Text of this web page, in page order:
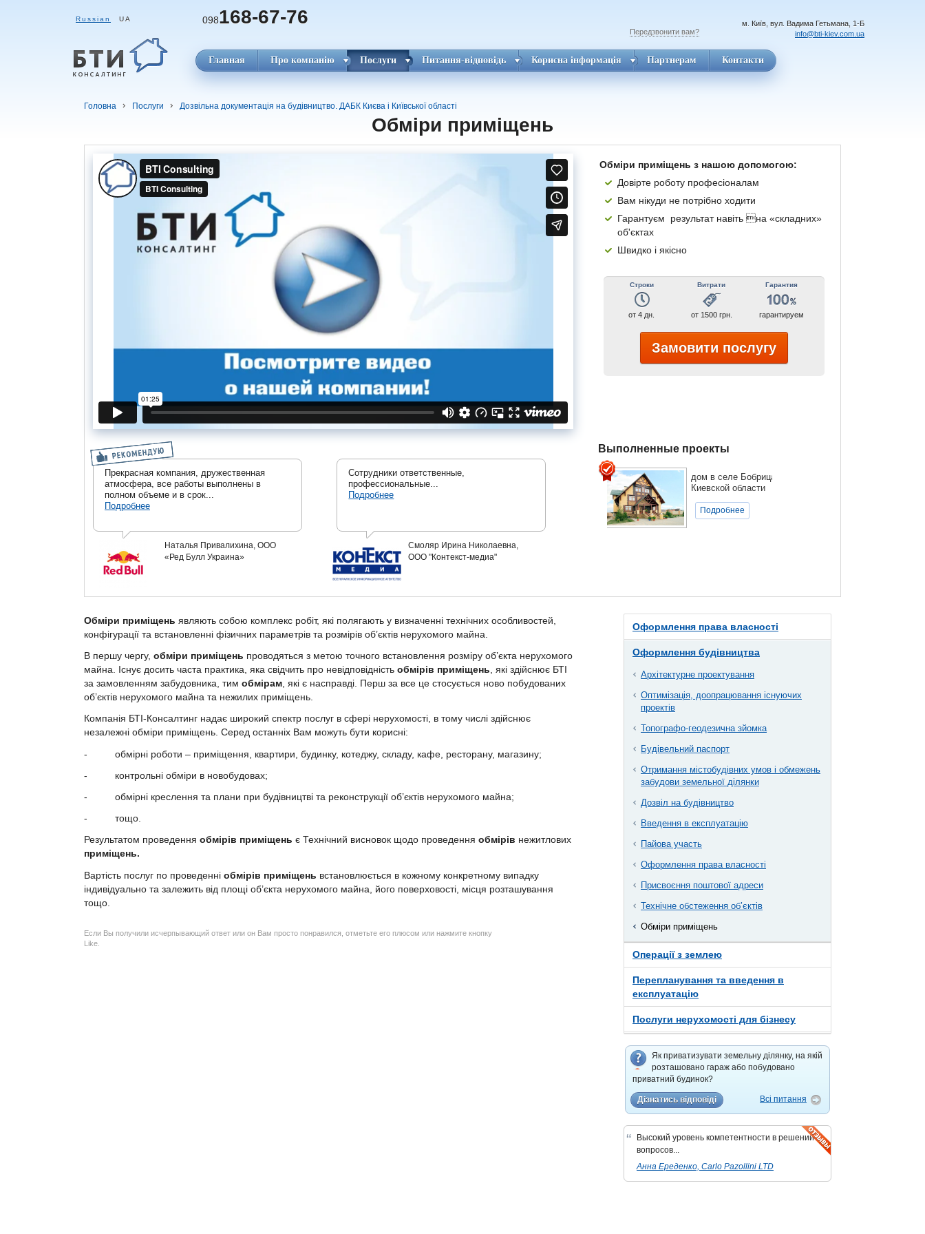
Russian UA 098168-67-76
Передзвонити вам?
м. Київ, вул. Вадима Гетьмана, 1-Б
info@bti-kiev.com.ua
Главная Про компанію Послуги Питання-відповідь Корисна інформація Партнерам Контакти
Головна Послуги Дозвільна документація на будівництво. ДАБК Києва і Київської області
Обміри приміщень
Обміри приміщень з нашою допомогою:
Довірте роботу професіоналам
Вам нікуди не потрібно ходити
Гарантуєм результат навіть на «складних»
об'єктах
Швидко і якісно
Строки
от 4 дн.
Витрати
от 1500 грн.
Гарантия
гарантируем
Замовити послугу
Прекрасная компания, дружественная
атмосфера, все работы выполнены в
полном объеме и в срок...
Подробнее
Наталья Привалихина, ООО
«Ред Булл Украина»
Сотрудники ответственные,
профессиональные...
Подробнее
Смоляр Ирина Николаевна,
ООО "Контекст-медиа"
Выполненные проекты
дом в селе Бобрица
Киевской области
Подробнее
Обміри приміщень являють собою комплекс робіт, які полягають у визначенні технічних особливостей,
конфігурації та встановленні фізичних параметрів та розмірів об’єктів нерухомого майна.
В першу чергу, обміри приміщень проводяться з метою точного встановлення розміру об’єкта нерухомого
майна. Існує досить часта практика, яка свідчить про невідповідність обмірів приміщень , які здійснює БТІ
за замовленням забудовника, тим обмірам , які є насправді. Перш за все це стосується ново побудованих
об’єктів нерухомого майна та нежилих приміщень.
Компанія БТІ-Консалтинг надає широкий спектр послуг в сфері нерухомості, в тому числі здійснює
незалежні обміри приміщень. Серед останніх Вам можуть бути корисні:
- обмірні роботи – приміщення, квартири, будинку, котеджу, складу, кафе, ресторану, магазину;
- контрольні обміри в новобудовах;
- обмірні креслення та плани при будівництві та реконструкції об’єктів нерухомого майна;
- тощо.
Результатом проведення обмірів приміщень є Технічний висновок щодо проведення обмірів нежитлових
приміщень.
Вартість послуг по проведенні обмірів приміщень встановлюється в кожному конкретному випадку
індивідуально та залежить від площі об’єкта нерухомого майна, його поверховості, місця розташування
тощо.
Если Вы получили исчерпывающий ответ или он Вам просто понравился, отметьте его плюсом или нажмите кнопку
Like.
Оформлення права власності
Оформлення будівництва
Архітектурне проектування
Оптимізація, доопрацювання існуючих
проектів
Топографо-геодезична зйомка
Будівельний паспорт
Отримання містобудівних умов і обмежень
забудови земельної ділянки
Дозвіл на будівництво
Введення в експлуатацію
Пайова участь
Оформлення права власності
Присвоєння поштової адреси
Технічне обстеження об’єктів
Обміри приміщень
Операції з землею
Перепланування та введення в
експлуатацію
Послуги нерухомості для бізнесу
Як приватизувати земельну ділянку, на якій
розташовано гараж або побудовано
приватний будинок?
Дізнатись відповіді Всі питання
“
Высокий уровень компетентности в решении
вопросов...
Анна Ереденко, Carlo Pazollini LTD